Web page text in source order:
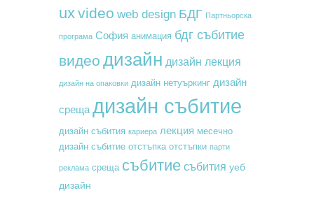
uxvideo web design БДГ Партньорска
програма София анимация бдг събитие
видео дизайн дизайн лекция
дизайн на опаковки дизайн нетуъркинг дизайн
среща дизайн събитие
дизайн събития кариера лекция месечно
дизайн събитие отстъпка отстъпки парти
реклама среща събитие събития уеб
дизайн